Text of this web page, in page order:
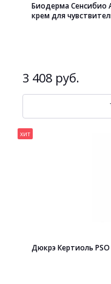
Биодерма Сенсибио
крем для
3 408 руб.
хит
Дюкрэ Кертиоль